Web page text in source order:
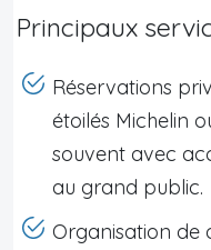
Principaux
Réservations
étoilés Michelin
souvent avec
au grand public.
Organisation de